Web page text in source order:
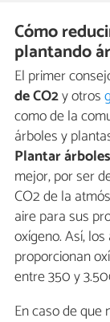
Cómo
plantando
El primer
de CO2y otros
como de la
árboles y
Plantar
mejor, por ser
CO2 de la
aire para sus
oxígeno. Así,
proporcionan
entre 350 y
En caso de que